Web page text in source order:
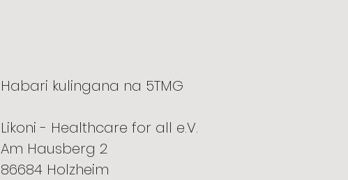
Habari kulingana na 5TMG
Likoni - Healthcare for all e.V.
Am Hausberg 2
86684 Holzheim